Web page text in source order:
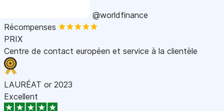
@worldfinance
Récompenses
PRIX
Centre de contact européen et service à la clientèle
LAURÉAT or 2023
Excellent